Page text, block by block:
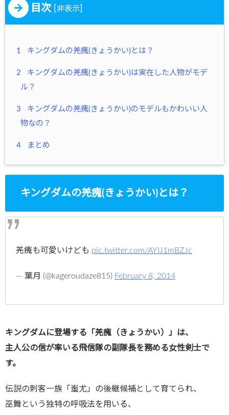
目次 非表示
1 キングダムの羌瘣(きょうかい)とは？
2
キングダムの羌瘣(きょうかい)は実在した人物がモデ
ル？
3
キングダムの羌瘣(きょうかい)のモデルもかわいい人
物なの？
4 まとめ
キングダムの羌瘣(きょうかい)とは？
羌瘣も可愛いけども pic.twitter.com/AYIJ1mBZJc
— 葉月 (@kageroudaze815) February 8, 2014
キングダムに登場する「羌瘣（きょうかい）」は、
主人公の信が率いる飛信隊の副隊長を務める女性剣士で
す。
伝説の刺客一族「蚩尤」の後継候補として育てられ、
巫舞という独特の呼吸法を用いる、